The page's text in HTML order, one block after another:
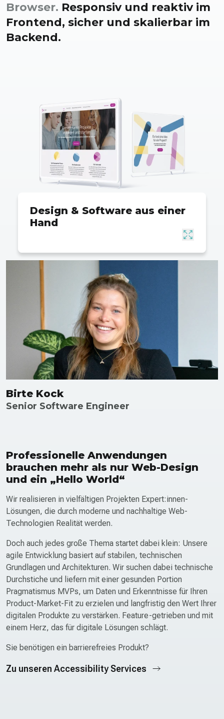
Browser. Responsiv und reaktiv im
Front­end, sicher und skalierbar im
Backend.
Design & Software aus einer
Hand
Birte Kock
Senior Software Engineer
Professionelle Anwendungen
brauchen mehr als nur Web-Design
und ein „Hello World“
Wir realisieren in vielfältigen Projekten Expert:innen-
Lösungen, die durch moderne und nachhaltige Web-
Technologien Realität werden.
Doch auch jedes große Thema startet dabei klein: Unsere
agile Entwicklung basiert auf stabilen, technischen
Grundlagen und Architekturen. Wir suchen dabei technische
Durchstiche und liefern mit einer gesunden Portion
Pragmatismus MVPs, um Daten und Erkenntnisse für Ihren
Product-Market-Fit zu erzielen und langfristig den Wert Ihrer
digitalen Produkte zu verstärken. Feature-getrieben und mit
einem Herz, das für digitale Lösungen schlägt.
Sie benötigen ein barrierefreies Produkt?
Zu unseren Accessibility Services